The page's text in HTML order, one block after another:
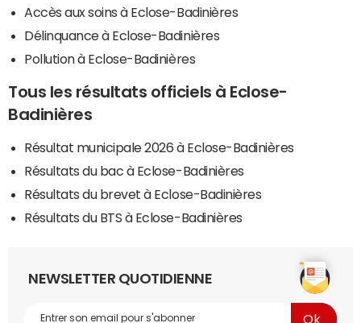
Accès aux soins à Eclose-Badinières
Délinquance à Eclose-Badinières
Pollution à Eclose-Badinières
Tous les résultats officiels à Eclose-
Badinières
Résultat municipale 2026 à Eclose-Badinières
Résultats du bac à Eclose-Badinières
Résultats du brevet à Eclose-Badinières
Résultats du BTS à Eclose-Badinières
NEWSLETTER QUOTIDIENNE